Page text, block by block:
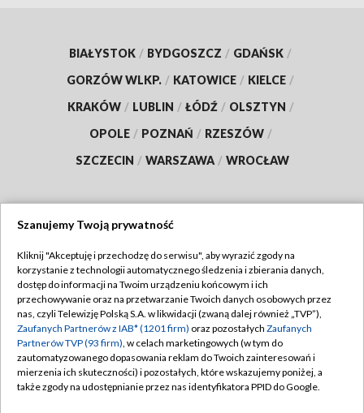
BIAŁYSTOK / BYDGOSZCZ / GDAŃSK /
GORZÓW WLKP. / KATOWICE / KIELCE /
KRAKÓW / LUBLIN / ŁÓDŹ / OLSZTYN /
OPOLE / POZNAŃ / RZESZÓW /
SZCZECIN / WARSZAWA / WROCŁAW
TVP
Abonament TVP
Emisja w TVP
Centrum informacji TVP
Naziemna Telewizja Cyfrowa
Regulamin TVP
Polityka prywatności
Moje zgody
Pomoc
Szanujemy Twoją prywatność
Kliknij "Akceptuję i przechodzę do serwisu", aby wyrazić zgody na
korzystanie z technologii automatycznego śledzenia i zbierania danych,
dostęp do informacji na Twoim urządzeniu końcowym i ich
przechowywanie oraz na przetwarzanie Twoich danych osobowych przez
nas, czyli Telewizję Polską S.A. w likwidacji (zwaną dalej również „TVP”),
Zaufanych Partnerów z IAB* (1201 firm) oraz pozostałych Zaufanych
Partnerów TVP (93 firm), w celach marketingowych (w tym do
zautomatyzowanego dopasowania reklam do Twoich zainteresowań i
mierzenia ich skuteczności) i pozostałych, które wskazujemy poniżej, a
także zgody na udostępnianie przez nas identyfikatora PPID do Google.